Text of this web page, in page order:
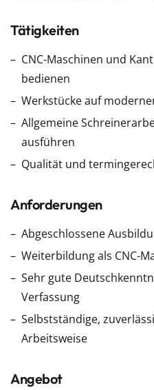
Tätigkeiten
CNC-Maschinen und
bedienen
Werkstücke auf
Allgemeine
ausführen
Qualität und
Anforderungen
Abgeschlossene
Weiterbildung als CNC-
Sehr gute
Verfassung
Selbstständige,
Arbeitsweise
Angebot